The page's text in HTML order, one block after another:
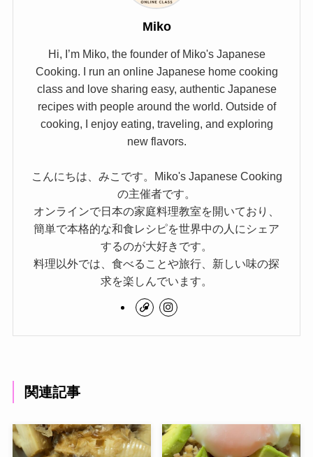
Miko
Hi, I’m Miko, the founder of Miko's Japanese
Cooking. I run an online Japanese home cooking
class and love sharing easy, authentic Japanese
recipes with people around the world. Outside of
cooking, I enjoy eating, traveling, and exploring
new flavors.
こんにちは、みこです。Miko's Japanese Cooking
の主催者です。
オンラインで日本の家庭料理教室を開いており、
簡単で本格的な和食レシピを世界中の人にシェア
するのが大好きです。
料理以外では、食べることや旅行、新しい味の探
求を楽しんでいます。
関連記事